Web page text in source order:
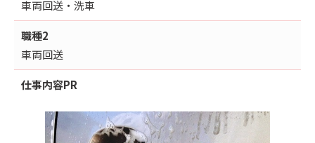
車両回送・洗車
職種2
車両回送
仕事内容PR